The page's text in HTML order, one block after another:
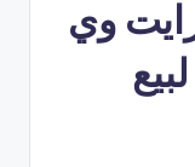
وي
The Right Way لبيع